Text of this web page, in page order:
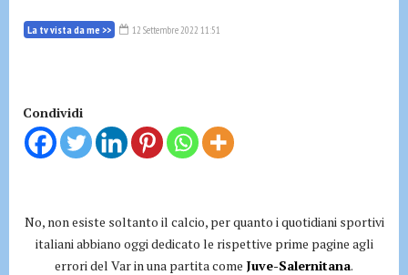
v
i
t
o
La tv vista da me >> 12 Settembre 2022 11:51
Condividi
No, non esiste soltanto il calcio, per quanto i quotidiani sportivi
italiani abbiano oggi dedicato le rispettive prime pagine agli
errori del Var in una partita come Juve-Salernitana.